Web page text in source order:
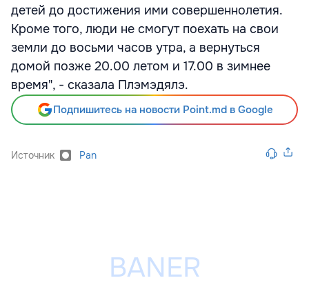
детей до достижения ими совершеннолетия.
Кроме того, люди не смогут поехать на свои
земли до восьми часов утра, а вернуться
домой позже 20.00 летом и 17.00 в зимнее
время", - сказала Плэмэдялэ.
Подпишитесь на новости Point.md в Google
Источник Pan